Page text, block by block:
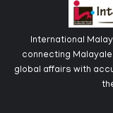
International
connecting
global affairs with